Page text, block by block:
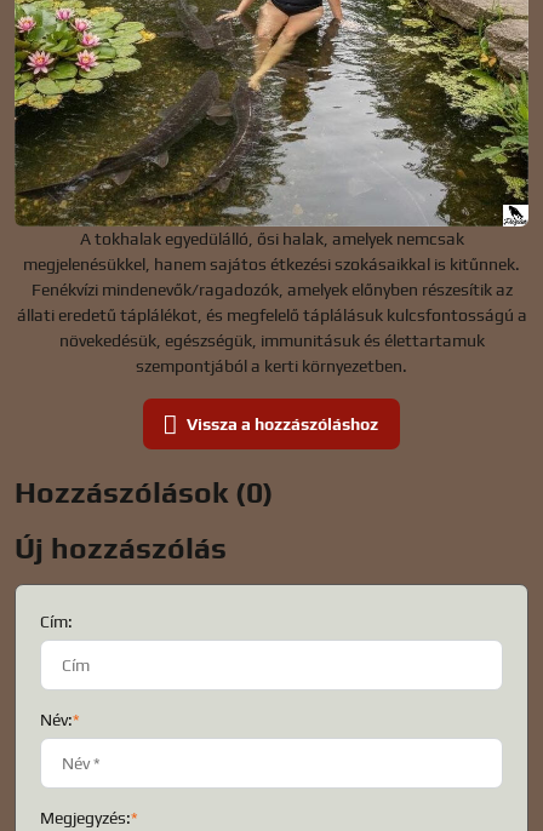
A tokhalak egyedülálló, ősi halak, amelyek nemcsak
megjelenésükkel, hanem sajátos étkezési szokásaikkal is kitűnnek.
Fenékvízi mindenevők/ragadozók, amelyek előnyben részesítik az
állati eredetű táplálékot, és megfelelő táplálásuk kulcsfontosságú a
növekedésük, egészségük, immunitásuk és élettartamuk
szempontjából a kerti környezetben.
Vissza a hozzászóláshoz
Hozzászólások (0)
Új hozzászólás
Cím:
Név:*
Megjegyzés:*